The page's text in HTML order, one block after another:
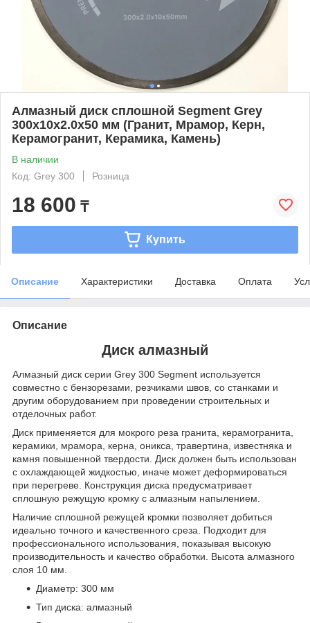
Алмазный диск сплошной Segment Grey
300х10х2.0х50 мм (Гранит, Мрамор, Керн,
Керамогранит, Керамика, Камень)
В наличии
Код: Grey 300
Розница
18 600 ₸
Купить
Описание Характеристики Доставка Оплата
Описание
Диск алмазный
Алмазный диск серии Grey 300 Segment используется
совместно с бензорезами, резчиками швов, со станками и
другим оборудованием при проведении строительных и
отделочных работ.
Диск применяется для мокрого реза гранита, керамогранита,
керамики, мрамора, керна, оникса, травертина, известняка и
камня повышенной твердости. Диск должен быть использован
с охлаждающей жидкостью, иначе может деформироваться
при перегреве. Конструкция диска предусматривает
сплошную режущую кромку с алмазным напылением.
Наличие сплошной режущей кромки позволяет добиться
идеально точного и качественного среза. Подходит для
профессионального использования, показывая высокую
производительность и качество обработки. Высота алмазного
слоя 10 мм.
Диаметр: 300 мм
Тип диска: алмазный